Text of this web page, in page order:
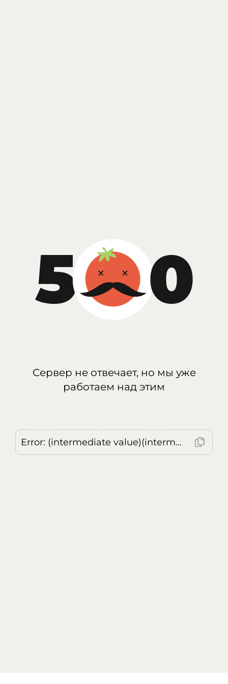
Сервер не отвечает, но мы уже
работаем над этим
Error: (intermediate value)(intermediate value)(intermediate value).replaceAll is not a function